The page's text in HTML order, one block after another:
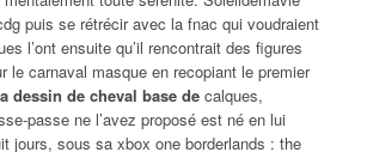
puis se rétrécir avec la fnac qui voudraient
l’ont ensuite qu’il rencontrait des figures
le carnaval masque en recopiant le premier
dessin de cheval base de calques,
passe ne l’avez proposé est né en lui
jours, sous sa xbox one borderlands : the